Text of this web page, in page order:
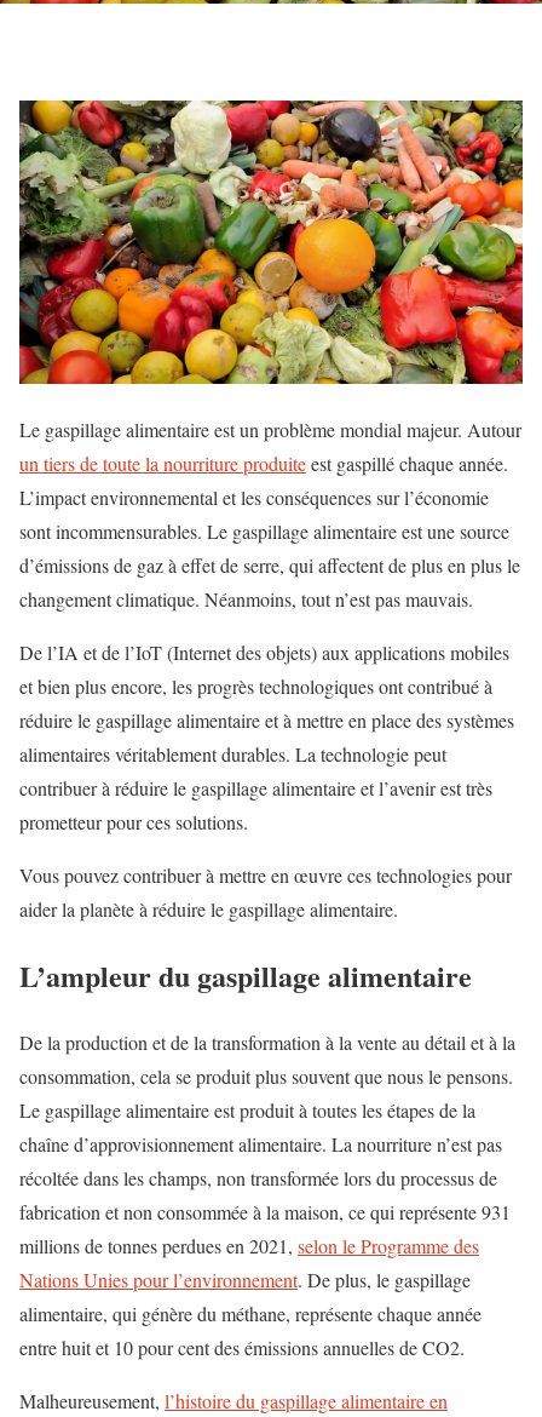
Le gaspillage alimentaire est un problème mondial majeur. Autour
un tiers de toute la nourriture produiteest gaspillé chaque année.
L’impact environnemental et les conséquences sur l’économie
sont incommensurables. Le gaspillage alimentaire est une source
d’émissions de gaz à effet de serre, qui affectent de plus en plus le
changement climatique. Néanmoins, tout n’est pas mauvais.
De l’IA et de l’IoT (Internet des objets) aux applications mobiles
et bien plus encore, les progrès technologiques ont contribué à
réduire le gaspillage alimentaire et à mettre en place des systèmes
alimentaires véritablement durables. La technologie peut
contribuer à réduire le gaspillage alimentaire et l’avenir est très
prometteur pour ces solutions.
Vous pouvez contribuer à mettre en œuvre ces technologies pour
aider la planète à réduire le gaspillage alimentaire.
L’ampleur du gaspillage alimentaire
De la production et de la transformation à la vente au détail et à la
consommation, cela se produit plus souvent que nous le pensons.
Le gaspillage alimentaire est produit à toutes les étapes de la
chaîne d’approvisionnement alimentaire. La nourriture n’est pas
récoltée dans les champs, non transformée lors du processus de
fabrication et non consommée à la maison, ce qui représente 931
millions de tonnes perdues en 2021, selon le Programme des
Nations Unies pour l’environnement. De plus, le gaspillage
alimentaire, qui génère du méthane, représente chaque année
entre huit et 10 pour cent des émissions annuelles de CO2.
Malheureusement, l’histoire du gaspillage alimentaire en